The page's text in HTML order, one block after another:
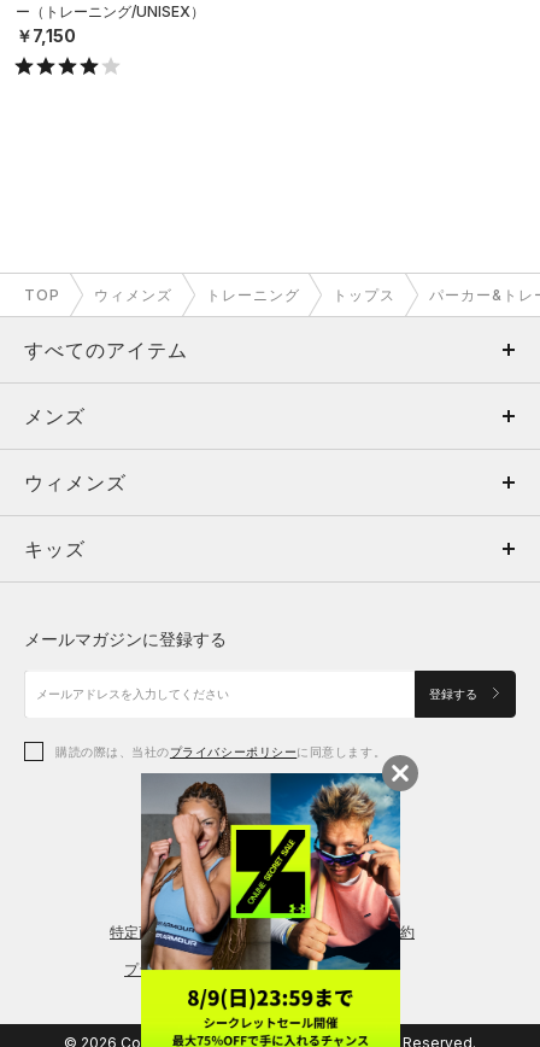
ー（トレーニング/UNISEX）
￥7,150
TOP ウィメンズ トレーニング トップス パーカー&トレ
すべてのアイテム
メンズ
ウィメンズ
キッズ
アクセサリー
メンズ
トップス
ボトムス
アクセサリー
ウィメンズ
トップス
シューズ
アクセサリー
レギンス＆タイツ
キッズ
シューズ
メールマガジンに登録する
登録する
購読の際は、当社のプライバシーポリシーに同意します。
特定商取引法に基づく通販の表記 会員規約
プライバシーポリシー
© 2026 Copyright DOME Corporation. All Rights Reserved.